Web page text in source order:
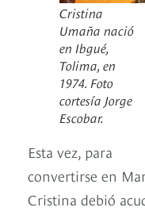
Cristina
Umaña nació
en Ibgué,
Tolima, en
1974. Foto
cortesía Jorge
Escobar.
Esta vez, para
convertirse en
Cristina debió